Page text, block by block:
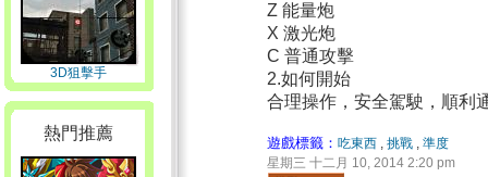
3D狙擊手
熱門推薦
Z 能量炮
X 激光炮
C 普通攻擊
2.如何開始
合理操作，安全駕駛，順利
遊戲標籤：吃東西 ,挑戰 ,準度
星期三 十二月 10, 2014 2:20 pm